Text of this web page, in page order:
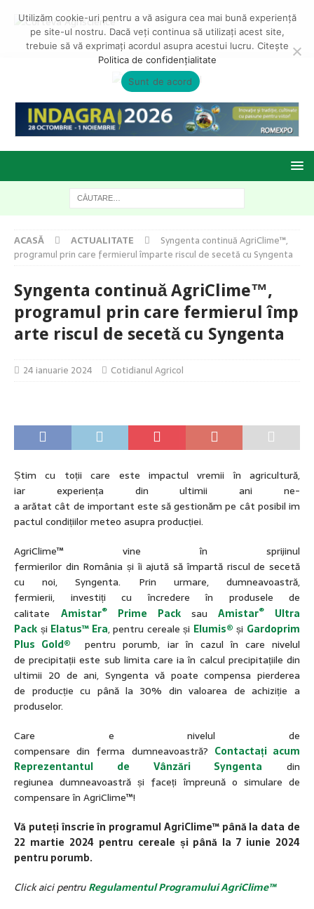
ACASĂ ACTUALITATE
Syngenta continuă AgriClime™,
programul prin care fermierul împarte riscul de secetă cu Syngenta
Syngenta continuă AgriClime™,
programul prin care fermierul împ
arte riscul de secetă cu Syngenta
24 ianuarie 2024 Cotidianul Agricol
Știm cu toții care este impactul vremii în agricultură,
iar experiența din ultimii ani ne-
a arătat cât de important este să gestionăm pe cât posibil im
pactul condițiilor meteo asupra producției.
AgriClime™ vine în sprijinul
fermierilor din România și îi ajută să împartă riscul de secetă
cu noi, Syngenta. Prin urmare, dumneavoastră,
fermierii, investiți cu încredere în produsele de
calitate Amistar® Prime Pack sau Amistar®
Ultra
Pack și Elatus™ Era, pentru cereale și Elumis® și Gardoprim
Plus Gold® pentru porumb, iar în cazul în care nivelul
de precipitații este sub limita care ia în calcul precipitațiile din
ultimii 20 de ani, Syngenta vă poate compensa pierderea
de producție cu până la 30% din valoarea de achiziție a
produselor.
Care e nivelul de
compensare din ferma dumneavoastră? Contactați acum
Reprezentantul de Vânzări Syngenta din
regiunea dumneavoastră și faceți împreună o simulare de
compensare în AgriClime™!
Vă puteți înscrie în programul AgriClime™ până la data de
22 martie 2024 pentru cereale și până la 7 iunie 2024
pentru porumb.
Click aici pentruRegulamentul Programului AgriClime™
Utilizăm cookie-uri pentru a vă asigura cea mai bună experiență
pe site-ul nostru. Dacă veți continua să utilizați acest site,
trebuie să vă exprimați acordul asupra acestui lucru. Citește
Politica de confidențialitate
Sunt de acord